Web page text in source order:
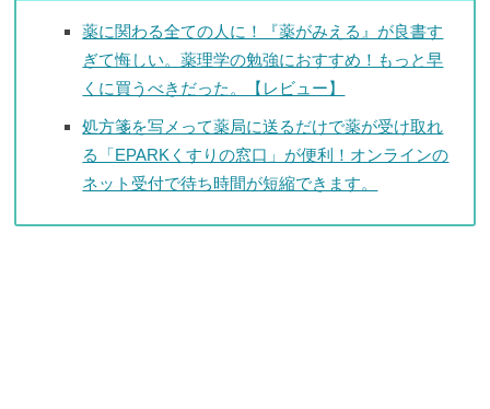
薬に関わる全ての人に！『薬がみえる』が良書す
ぎて悔しい。薬理学の勉強におすすめ！もっと早
くに買うべきだった。【レビュー】
処方箋を写メって薬局に送るだけで薬が受け取れ
る「EPARKくすりの窓口」が便利！オンラインの
ネット受付で待ち時間が短縮できます。